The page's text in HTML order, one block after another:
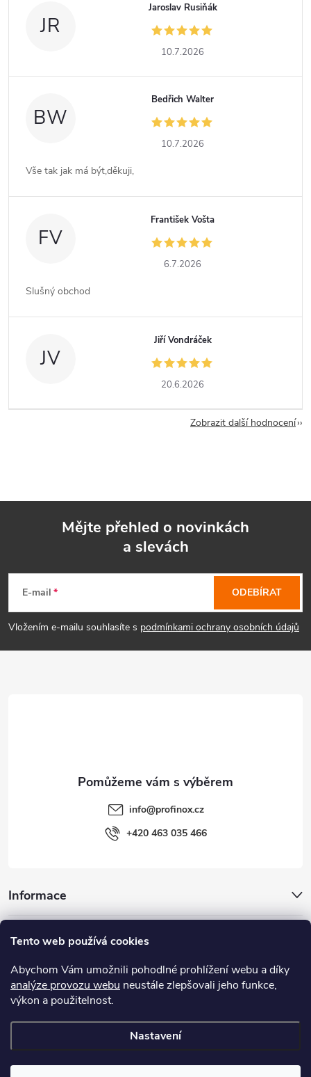
Tento web používá cookies
Abychom Vám umožnili pohodlné prohlížení webu a díky
analýze provozu webu neustále zlepšovali jeho funkce,
výkon a použitelnost.
Nastavení
JR
Jaroslav Rusiňák
10.7.2026
BW
Bedřich Walter
10.7.2026
Vše tak jak má být,děkuji,
FV
František Vošta
6.7.2026
Slušný obchod
JV
Jiří Vondráček
20.6.2026
Zobrazit další hodnocení
p
a
Mějte přehled o novinkách
a slevách
E-mail
Vložením e-mailu souhlasíte s podmínkami ochrany osobních údajů
ODEBÍRAT
Informace
Inspirace
Užitečné odkazy
info@profinox.cz
+420 463 035 466
Copyright 2026Profinox.cz. Všechna práva vyhrazena.